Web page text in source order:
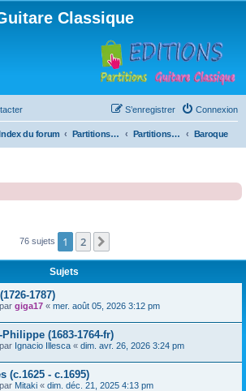
Classique
Connexion
S’enregistrer
du forum Partitions pour guitare en libre téléchargement Partitions classées par compositeur Baroque
76 sujets 1 2
Sujets
1787)
giga17 « mer. août 05, 2026 3:12 pm
Philippe (1683-1764-fr)
Ignacio Illesca « dim. avr. 26, 2026 3:24 pm
(c.1625 - c.1695)
Mitaki « dim. déc. 21, 2025 4:13 pm